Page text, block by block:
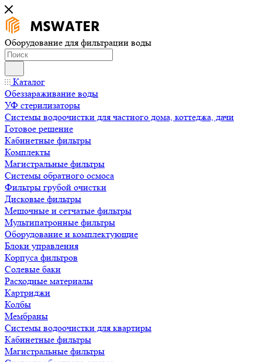
Оборудование для фильтрации воды
Каталог
Обеззараживание воды
УФ стерилизаторы
Системы водоочистки для частного дома, коттеджа, дачи
Готовое решение
Кабинетные фильтры
Комплекты
Магистральные фильтры
Системы обратного осмоса
Фильтры грубой очистки
Дисковые фильтры
Мешочные и сетчатые фильтры
Мультипатронные фильтры
Оборудование и комплектующие
Блоки управления
Корпуса фильтров
Солевые баки
Расходные материалы
Картриджи
Колбы
Мембраны
Системы водоочистки для квартиры
Кабинетные фильтры
Магистральные фильтры